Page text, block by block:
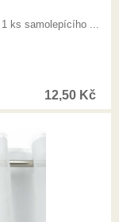
ks samolepícího ...
12,50 Kč